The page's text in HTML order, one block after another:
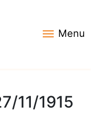
Menu
11/1915